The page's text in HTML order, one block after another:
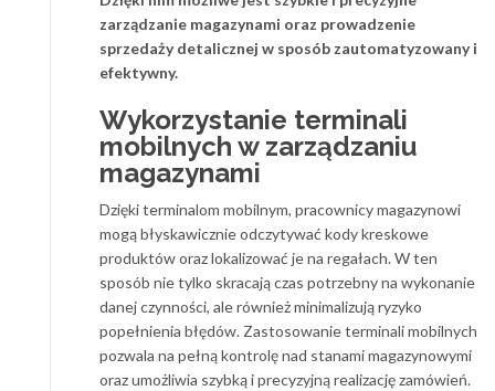
zarządzanie magazynami oraz prowadzenie
sprzedaży detalicznej w sposób zautomatyzowany i
efektywny.
Wykorzystanie terminali
mobilnych w zarządzaniu
magazynami
Dzięki terminalom mobilnym, pracownicy magazynowi
mogą błyskawicznie odczytywać kody kreskowe
produktów oraz lokalizować je na regałach. W ten
sposób nie tylko skracają czas potrzebny na wykonanie
danej czynności, ale również minimalizują ryzyko
popełnienia błędów. Zastosowanie terminali mobilnych
pozwala na pełną kontrolę nad stanami magazynowymi
oraz umożliwia szybką i precyzyjną realizację zamówień.